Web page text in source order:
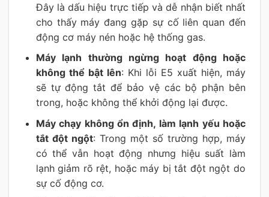
Đây là dấu hiệu trực tiếp và dễ nhận biết nhất
cho thấy máy đang gặp sự cố liên quan đến
động cơ máy nén hoặc hệ thống gas.
Máy lạnh thường ngừng hoạt động hoặc
không thể bật lên: Khi lỗi E5 xuất hiện, máy
sẽ tự động tắt để bảo vệ các bộ phận bên
trong, hoặc không thể khởi động lại được.
Máy chạy không ổn định, làm lạnh yếu hoặc
tắt đột ngột: Trong một số trường hợp, máy
có thể vẫn hoạt động nhưng hiệu suất làm
lạnh giảm rõ rệt, hoặc máy bị tắt đột ngột do
sự cố động cơ.